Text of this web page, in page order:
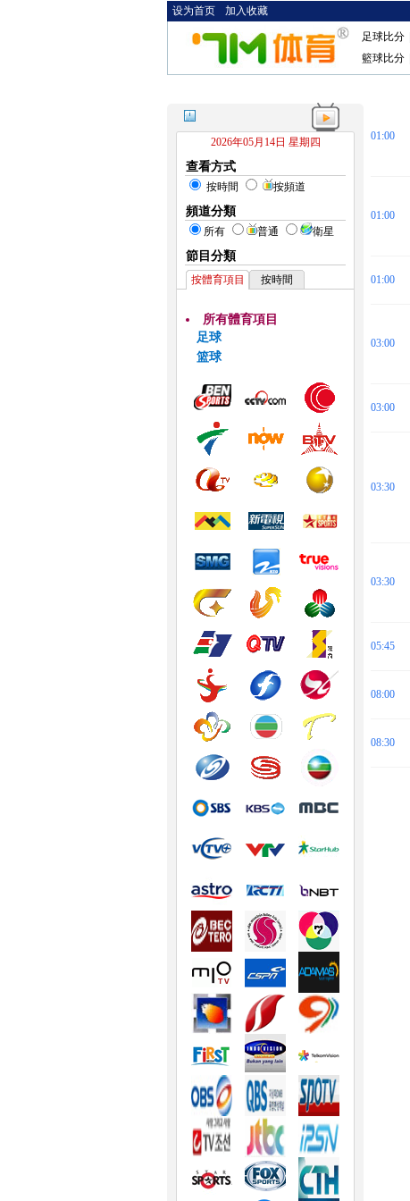
设为首页 加入收藏
足球比分
籃球比分
2026年05月14日 星期四
查看方式
按時間 按頻道
頻道分類
所有 普通 衛星
節目分類
按體育項目 按時間
所有體育項目
足球
篮球
01:00
01:00
01:00
03:00
03:00
03:30
03:30
05:45
08:00
08:30